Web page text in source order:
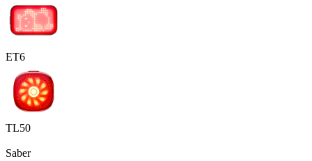
ET6
TL50
Saber